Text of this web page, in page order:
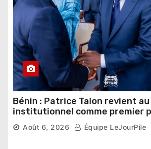
Bénin : Patrice Talon revient
institutionnel comme premier
Sénat
Août 6, 2026 Équipe LeJourPile